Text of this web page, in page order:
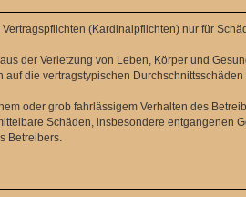
(Kardinalpflichten) nur für
der Verletzung von Leben, Körper und
die vertragstypischen
oder grob fahrlässigem Verhalten des
Schäden, insbesondere entgangenen
Betreibers.